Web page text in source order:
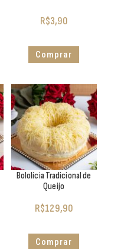
R$3,90
Comprar
Bololícia Tradicional de
Queijo
R$129,90
Comprar